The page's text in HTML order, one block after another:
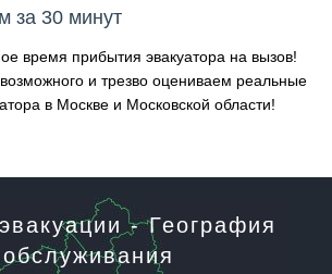
за 30 минут
время прибытия эвакуатора на вызов!
и трезво оцениваем реальные
в Москве и Московской области!
- География
обслуживания